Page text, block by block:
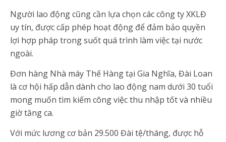
Người lao động cũng cần lựa chọn các công ty XKLĐ
uy tín, được cấp phép hoạt động để đảm bảo quyền
lợi hợp pháp trong suốt quá trình làm việc tại nước
ngoài.
Đơn hàng Nhà máy Thế Hàng tại Gia Nghĩa, Đài Loan
là cơ hội hấp dẫn dành cho lao động nam dưới 30 tuổi
mong muốn tìm kiếm công việc thu nhập tốt và nhiều
giờ tăng ca.
Với mức lương cơ bản 29.500 Đài tệ/tháng, được hỗ